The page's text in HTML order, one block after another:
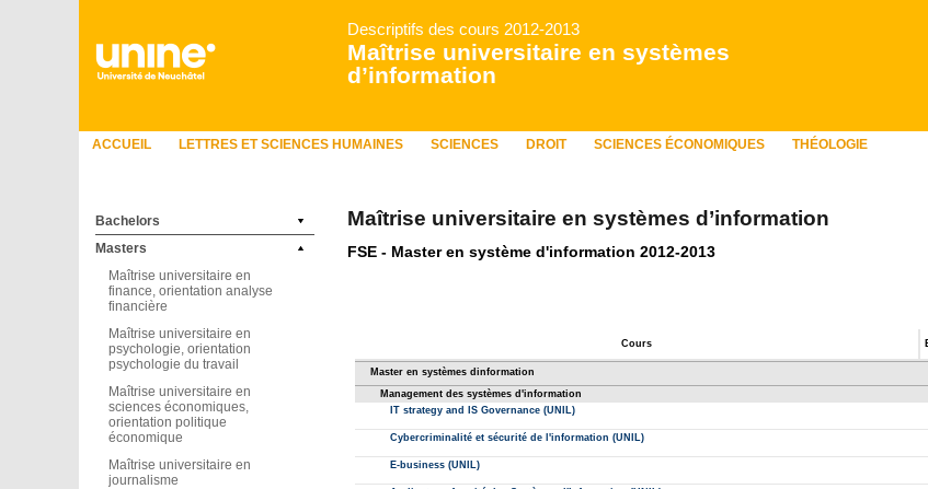
Descriptifs des cours 2012-2013
Maîtrise universitaire en systèmes
d’information
ACCUEIL LETTRES ET SCIENCES HUMAINES SCIENCES DROIT SCIENCES ÉCONOMIQUES THÉOLOGIE
Bachelors
Masters
Maîtrise universitaire en
finance, orientation analyse
financière
Maîtrise universitaire en
psychologie, orientation
psychologie du travail
Maîtrise universitaire en
sciences économiques,
orientation politique
économique
Maîtrise universitaire en
journalisme
Maîtrise universitaire en systèmes d’information